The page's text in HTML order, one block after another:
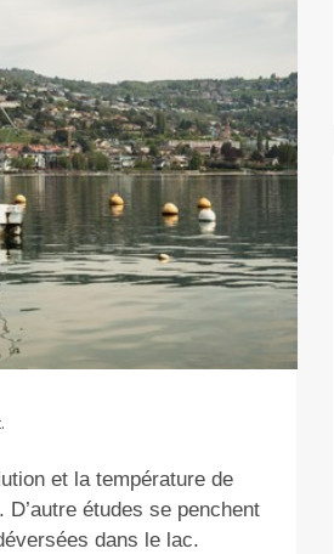
et la température de
études se penchent
dans le lac.